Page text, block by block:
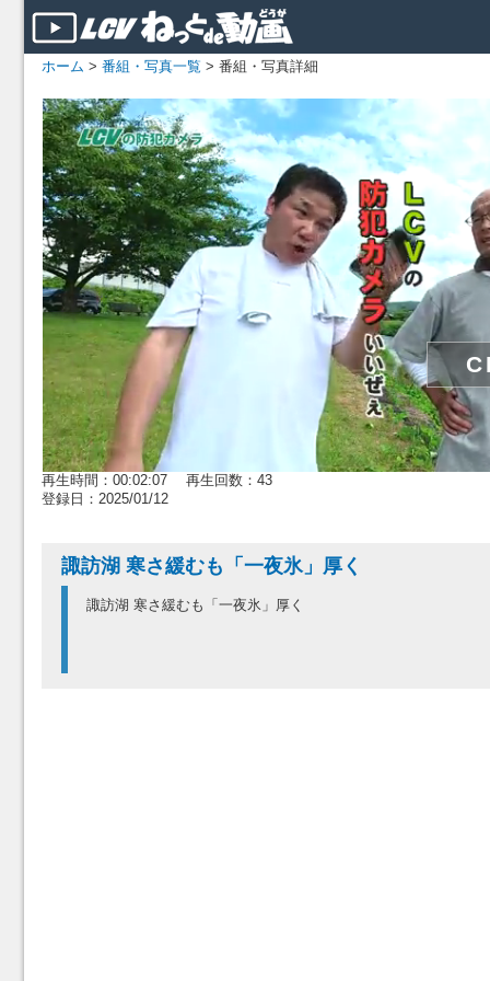
ホーム > 番組・写真一覧 > 番組・写真詳細
再生時間：00:02:07 再生回数：43
登録日：2025/01/12
諏訪湖 寒さ緩むも「一夜氷」厚く
諏訪湖 寒さ緩むも「一夜氷」厚く